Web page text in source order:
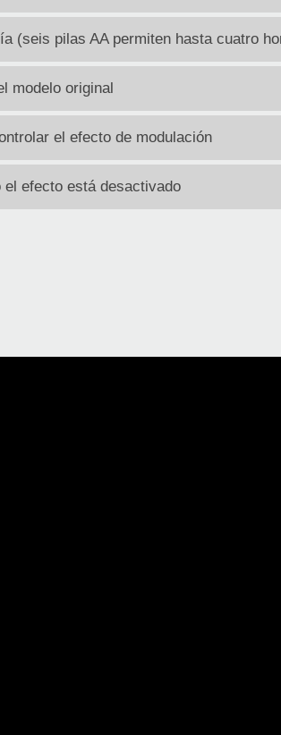
(seis pilas AA permiten hasta cuatro
modelo original
el efecto de modulación
efecto está desactivado